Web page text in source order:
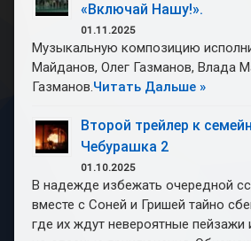
«Включай Нашу!».
01.11.2025
Музыкальную композицию
Майданов, Олег Газманов, Влада
Газманов.Читать Дальше »
Второй трейлер к
Чебурашка 2
01.10.2025
В надежде избежать очередной
вместе с Соней и Гришей тайно
где их ждут невероятные